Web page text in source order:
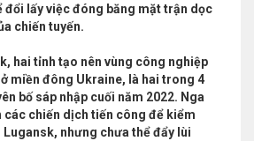
đổi lấy việc đóng băng mặt trận dọc
chiến tuyến.
hai tỉnh tạo nên vùng công nghiệp
miền đông Ukraine, là hai trong 4
bố sáp nhập cuối năm 2022. Nga
các chiến dịch tiến công để kiểm
nhưng chưa thể đẩy lùi